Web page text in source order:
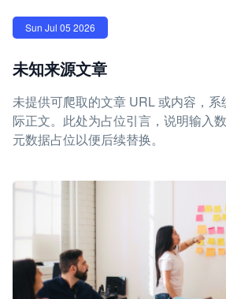
Sun Jul 05 2026
未知来源文章
未提供可爬取的文章 URL 或内容，系
际正文。此处为占位引言，说明输入
元数据占位以便后续替换。